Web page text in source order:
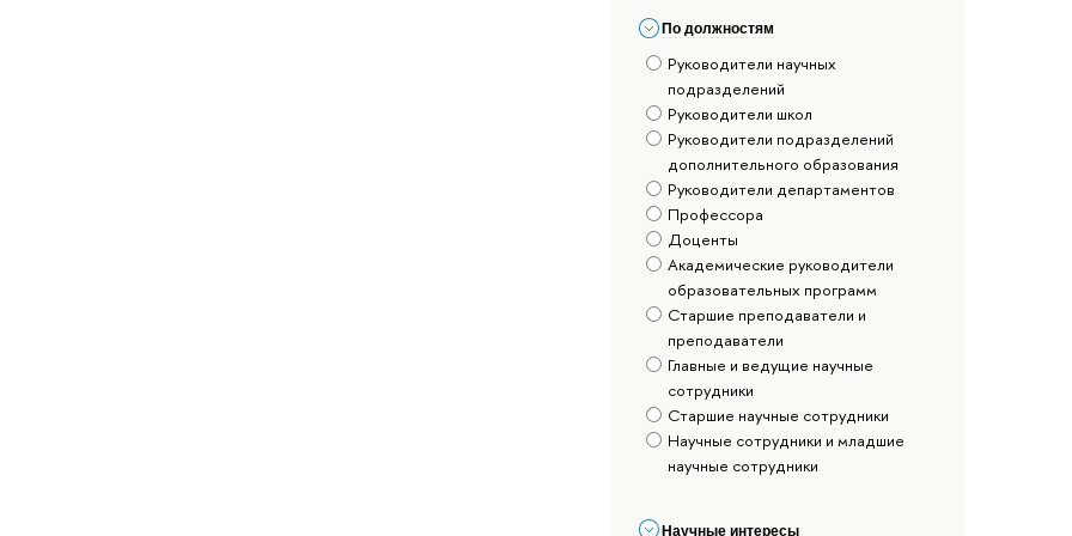
По должностям
Руководители научных
подразделений
Руководители школ
Руководители подразделений
дополнительного образования
Руководители департаментов
Профессора
Доценты
Академические руководители
образовательных программ
Старшие преподаватели и
преподаватели
Главные и ведущие научные
сотрудники
Старшие научные сотрудники
Научные сотрудники и младшие
научные сотрудники
Научные интересы